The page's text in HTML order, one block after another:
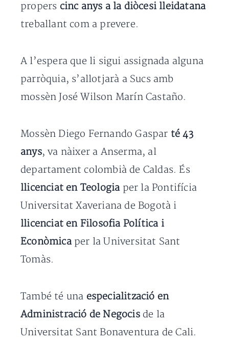
propers cinc anys a la diòcesi lleidatana
treballant com a prevere.
A l’espera que li sigui assignada alguna
parròquia, s’allotjarà a Sucs amb
mossèn José Wilson Marín Castaño.
Mossèn Diego Fernando Gaspar té 43
anys, va nàixer a Anserma, al
departament colombià de Caldas. És
llicenciat en Teologiaper la Pontifícia
Universitat Xaveriana de Bogotà i
llicenciat en Filosofia Política i
Econòmicaper la Universitat Sant
Tomàs.
També té una especialització en
Administració de Negocisde la
Universitat Sant Bonaventura de Cali.